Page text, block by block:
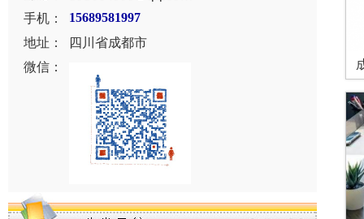
手机：
15689581997
地址：
四川省成都市
微信：